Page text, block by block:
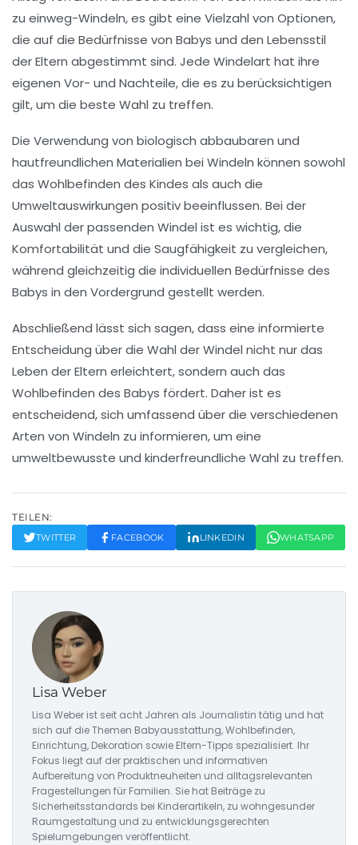
zu einweg-Windeln, es gibt eine Vielzahl von Optionen,
die auf die Bedürfnisse von Babys und den Lebensstil
der Eltern abgestimmt sind. Jede Windelart hat ihre
eigenen Vor- und Nachteile, die es zu berücksichtigen
gilt, um die beste Wahl zu treffen.
Die Verwendung von biologisch abbaubaren und
hautfreundlichen Materialien bei Windeln können sowohl
das Wohlbefinden des Kindes als auch die
Umweltauswirkungen positiv beeinflussen. Bei der
Auswahl der passenden Windel ist es wichtig, die
Komfortabilität und die Saugfähigkeit zu vergleichen,
während gleichzeitig die individuellen Bedürfnisse des
Babys in den Vordergrund gestellt werden.
Abschließend lässt sich sagen, dass eine informierte
Entscheidung über die Wahl der Windel nicht nur das
Leben der Eltern erleichtert, sondern auch das
Wohlbefinden des Babys fördert. Daher ist es
entscheidend, sich umfassend über die verschiedenen
Arten von Windeln zu informieren, um eine
umweltbewusste und kinderfreundliche Wahl zu treffen.
TEILEN:
TWITTER FACEBOOK LINKEDIN WHATSAPP
Lisa Weber
Lisa Weber ist seit acht Jahren als Journalistin tätig und hat
sich auf die Themen Babyausstattung, Wohlbefinden,
Einrichtung, Dekoration sowie Eltern-Tipps spezialisiert. Ihr
Fokus liegt auf der praktischen und informativen
Aufbereitung von Produktneuheiten und alltagsrelevanten
Fragestellungen für Familien. Sie hat Beiträge zu
Sicherheitsstandards bei Kinderartikeln, zu wohngesunder
Raumgestaltung und zu entwicklungsgerechten
Spielumgebungen veröffentlicht.